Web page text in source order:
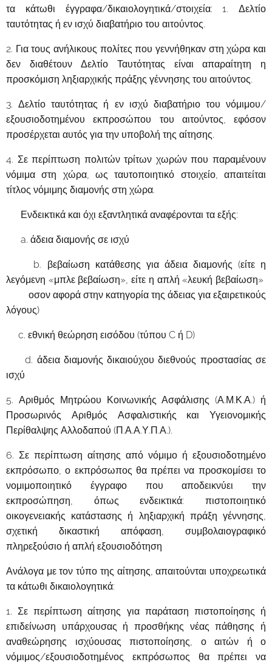
τα κάτωθι έγγραφα/δικαιολογητικά/στοιχεία: 1. Δελτίο
ταυτότητας ή εν ισχύ διαβατήριο του αιτούντος.
2. Για τους ανήλικους πολίτες που γεννήθηκαν στη χώρα και
δεν διαθέτουν Δελτίο Ταυτότητας είναι απαραίτητη η
προσκόμιση ληξιαρχικής πράξης γέννησης του αιτούντος.
3. Δελτίο ταυτότητας ή εν ισχύ διαβατήριο του νόμιμου/
εξουσιοδοτημένου εκπροσώπου του αιτούντος, εφόσον
προσέρχεται αυτός για την υποβολή της αίτησης.
4. Σε περίπτωση πολιτών τρίτων χωρών που παραμένουν
νόμιμα στη χώρα, ως ταυτοποιητικό στοιχείο, απαιτείται
τίτλος νόμιμης διαμονής στη χώρα.
Ενδεικτικά και όχι εξαντλητικά αναφέρονται τα εξής:
a. άδεια διαμονής σε ισχύ
b. βεβαίωση κατάθεσης για άδεια διαμονής (είτε η
λεγόμενη «μπλε βεβαίωση», είτε η απλή «λευκή βεβαίωση»
οσον αφορά στην κατηγορία της άδειας για εξαιρετικούς
λόγους)
c. εθνική θεώρηση εισόδου (τύπου C ή D)
d. άδεια διαμονής δικαιούχου διεθνούς προστασίας σε
ισχύ
5. Αριθμός Μητρώου Κοινωνικής Ασφάλισης (Α.Μ.Κ.Α.) ή
Προσωρινός Αριθμός Ασφαλιστικής και Υγειονομικής
Περίθαλψης Αλλοδαπού (Π.Α.Α.Υ.Π.Α.).
6. Σε περίπτωση αίτησης από νόμιμο ή εξουσιοδοτημένο
εκπρόσωπο, ο εκπρόσωπος θα πρέπει να προσκομίσει το
νομιμοποιητικό έγγραφο που αποδεικνύει την
εκπροσώπηση, όπως ενδεικτικά: πιστοποιητικό
οικογενειακής κατάστασης ή ληξιαρχική πράξη γέννησης,
σχετική δικαστική απόφαση, συμβολαιογραφικό
πληρεξούσιο ή απλή εξουσιοδότηση
Ανάλογα με τον τύπο της αίτησης, απαιτούνται υποχρεωτικά
τα κάτωθι δικαιολογητικά:
1. Σε περίπτωση αίτησης για παράταση πιστοποίησης ή
επιδείνωση υπάρχουσας ή προσθήκης νέας πάθησης ή
αναθεώρησης ισχύουσας πιστοποίησης, ο αιτών ή ο
νόμιμος/εξουσιοδοτημένος εκπρόσωπος θα πρέπει να